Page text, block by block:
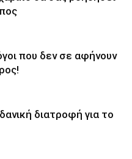
που δεν σε αφήνουν
διατροφή για το